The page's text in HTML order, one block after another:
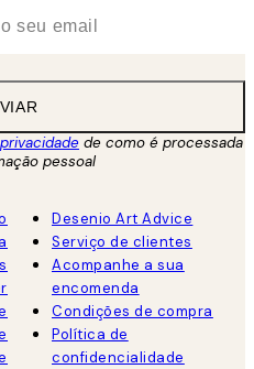
de como é processada
pessoal
Desenio Art Advice
Serviço de clientes
Acompanhe a sua
encomenda
Condições de compra
Política de
confidencialidade